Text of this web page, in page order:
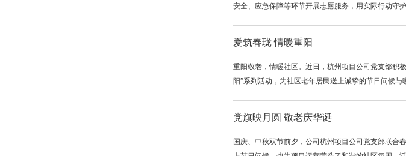
安全、应急保障等环节开展志愿服务，用实际行动守
爱筑春珑 情暖重阳
重阳敬老，情暖社区。近日，杭州项目公司党支部积
阳”系列活动，为社区老年居民送上诚挚的节日问候
党旗映月圆 敬老庆华诞
国庆、中秋双节前夕，公司杭州项目公司党支部联合